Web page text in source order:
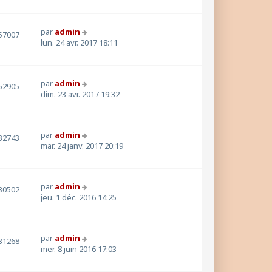
par admin
lun. 24 avr. 2017 18:11
par admin
dim. 23 avr. 2017 19:32
par admin
mar. 24 janv. 2017 20:19
par admin
jeu. 1 déc. 2016 14:25
par admin
mer. 8 juin 2016 17:03